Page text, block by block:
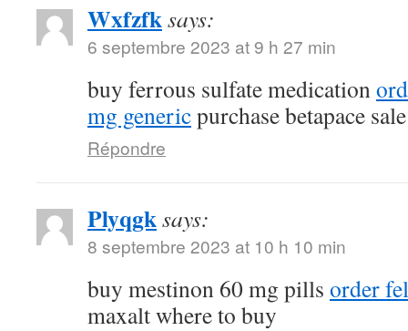
Wxfzfksays:
6 septembre 2023 at 9 h 27 min
buy ferrous sulfate medication
mg genericpurchase betapace sale
Répondre
Plyqgksays:
8 septembre 2023 at 10 h 10 min
buy mestinon 60 mg pills order
maxalt where to buy